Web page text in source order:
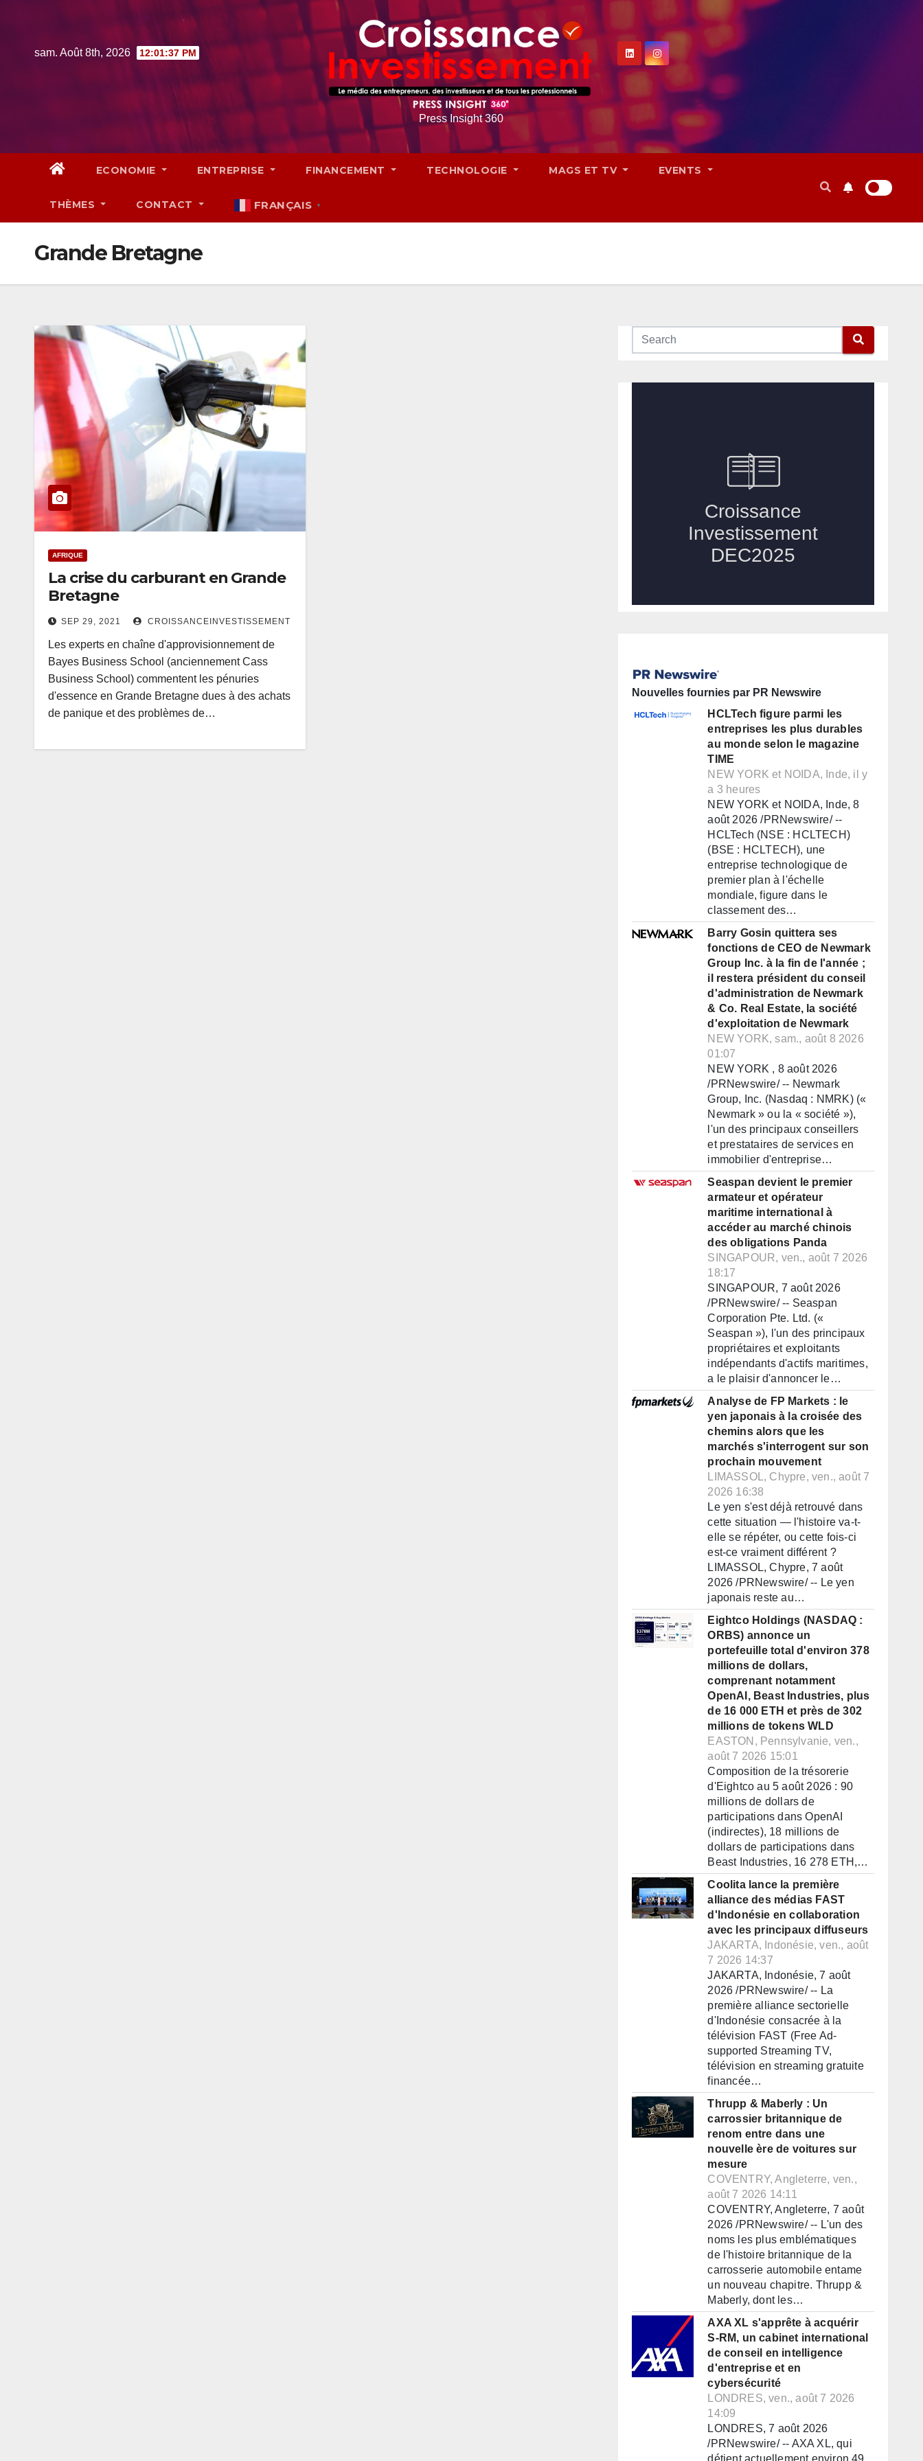
contentsam. Août 8th, 2026 12:01:38 PM
Press Insight 360
ECONOMIE ENTREPRISE FINANCEMENT TECHNOLOGIE MAGS ET TV EVENTS
THÈMES CONTACT FRANÇAIS ▼
Grande Bretagne
AFRIQUE
La crise du carburant en Grande
Bretagne
SEP 29, 2021 CROISSANCEINVESTISSEMENT
Les experts en chaîne d'approvisionnement de
Bayes Business School (anciennement Cass
Business School) commentent les pénuries
d'essence en Grande Bretagne dues à des achats
de panique et des problèmes de…
Nouvelles fournies par PR Newswire
HCLTech figure parmi les
entreprises les plus durables
au monde selon le magazine
TIME
NEW YORK et NOIDA, Inde, il y
a 3 heures
NEW YORK et NOIDA, Inde, 8
août 2026 /PRNewswire/ --
HCLTech (NSE : HCLTECH)
(BSE : HCLTECH), une
entreprise technologique de
premier plan à l'échelle
mondiale, figure dans le
classement des…
Barry Gosin quittera ses
fonctions de CEO de Newmark
Group Inc. à la fin de l'année ;
il restera président du conseil
d'administration de Newmark
& Co. Real Estate, la société
d'exploitation de Newmark
NEW YORK, sam., août 8 2026
01:07
NEW YORK , 8 août 2026
/PRNewswire/ -- Newmark
Group, Inc. (Nasdaq : NMRK) («
Newmark » ou la « société »),
l'un des principaux conseillers
et prestataires de services en
immobilier d'entreprise…
Seaspan devient le premier
armateur et opérateur
maritime international à
accéder au marché chinois
des obligations Panda
SINGAPOUR, ven., août 7 2026
18:17
SINGAPOUR, 7 août 2026
/PRNewswire/ -- Seaspan
Corporation Pte. Ltd. («
Seaspan »), l'un des principaux
propriétaires et exploitants
indépendants d'actifs maritimes,
a le plaisir d'annoncer le…
Analyse de FP Markets : le
yen japonais à la croisée des
chemins alors que les
marchés s'interrogent sur son
prochain mouvement
LIMASSOL, Chypre, ven., août 7
2026 16:38
Le yen s'est déjà retrouvé dans
cette situation — l'histoire va-t-
elle se répéter, ou cette fois-ci
est-ce vraiment différent ?
LIMASSOL, Chypre, 7 août
2026 /PRNewswire/ -- Le yen
japonais reste au…
Eightco Holdings (NASDAQ :
ORBS) annonce un
portefeuille total d'environ 378
millions de dollars,
comprenant notamment
OpenAI, Beast Industries, plus
de 16 000 ETH et près de 302
millions de tokens WLD
EASTON, Pennsylvanie, ven.,
août 7 2026 15:01
Composition de la trésorerie
d'Eightco au 5 août 2026 : 90
millions de dollars de
participations dans OpenAI
(indirectes), 18 millions de
dollars de participations dans
Beast Industries, 16 278 ETH,…
Coolita lance la première
alliance des médias FAST
d'Indonésie en collaboration
avec les principaux diffuseurs
JAKARTA, Indonésie, ven., août
7 2026 14:37
JAKARTA, Indonésie, 7 août
2026 /PRNewswire/ -- La
première alliance sectorielle
d'Indonésie consacrée à la
télévision FAST (Free Ad-
supported Streaming TV,
télévision en streaming gratuite
financée…
Thrupp & Maberly : Un
carrossier britannique de
renom entre dans une
nouvelle ère de voitures sur
mesure
COVENTRY, Angleterre, ven.,
août 7 2026 14:11
COVENTRY, Angleterre, 7 août
2026 /PRNewswire/ -- L'un des
noms les plus emblématiques
de l'histoire britannique de la
carrosserie automobile entame
un nouveau chapitre. Thrupp &
Maberly, dont les…
AXA XL s'apprête à acquérir
S-RM, un cabinet international
de conseil en intelligence
d'entreprise et en
cybersécurité
LONDRES, ven., août 7 2026
14:09
LONDRES, 7 août 2026
/PRNewswire/ -- AXA XL, qui
détient actuellement environ 49